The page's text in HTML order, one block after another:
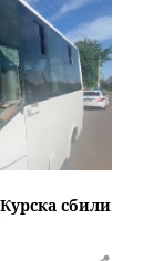
сбили